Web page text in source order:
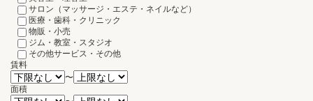
サロン（マッサージ・エステ・ネイルなど）
医療・歯科・クリニック
物販・小売
ジム・教室・スタジオ
その他サービス・その他
賃料
〜
面積